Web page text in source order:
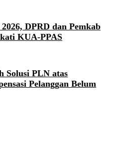
DPRD dan Pemkab
KUA-PPAS
Solusi PLN atas
Pelanggan Belum